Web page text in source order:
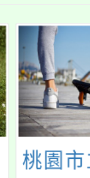
有關